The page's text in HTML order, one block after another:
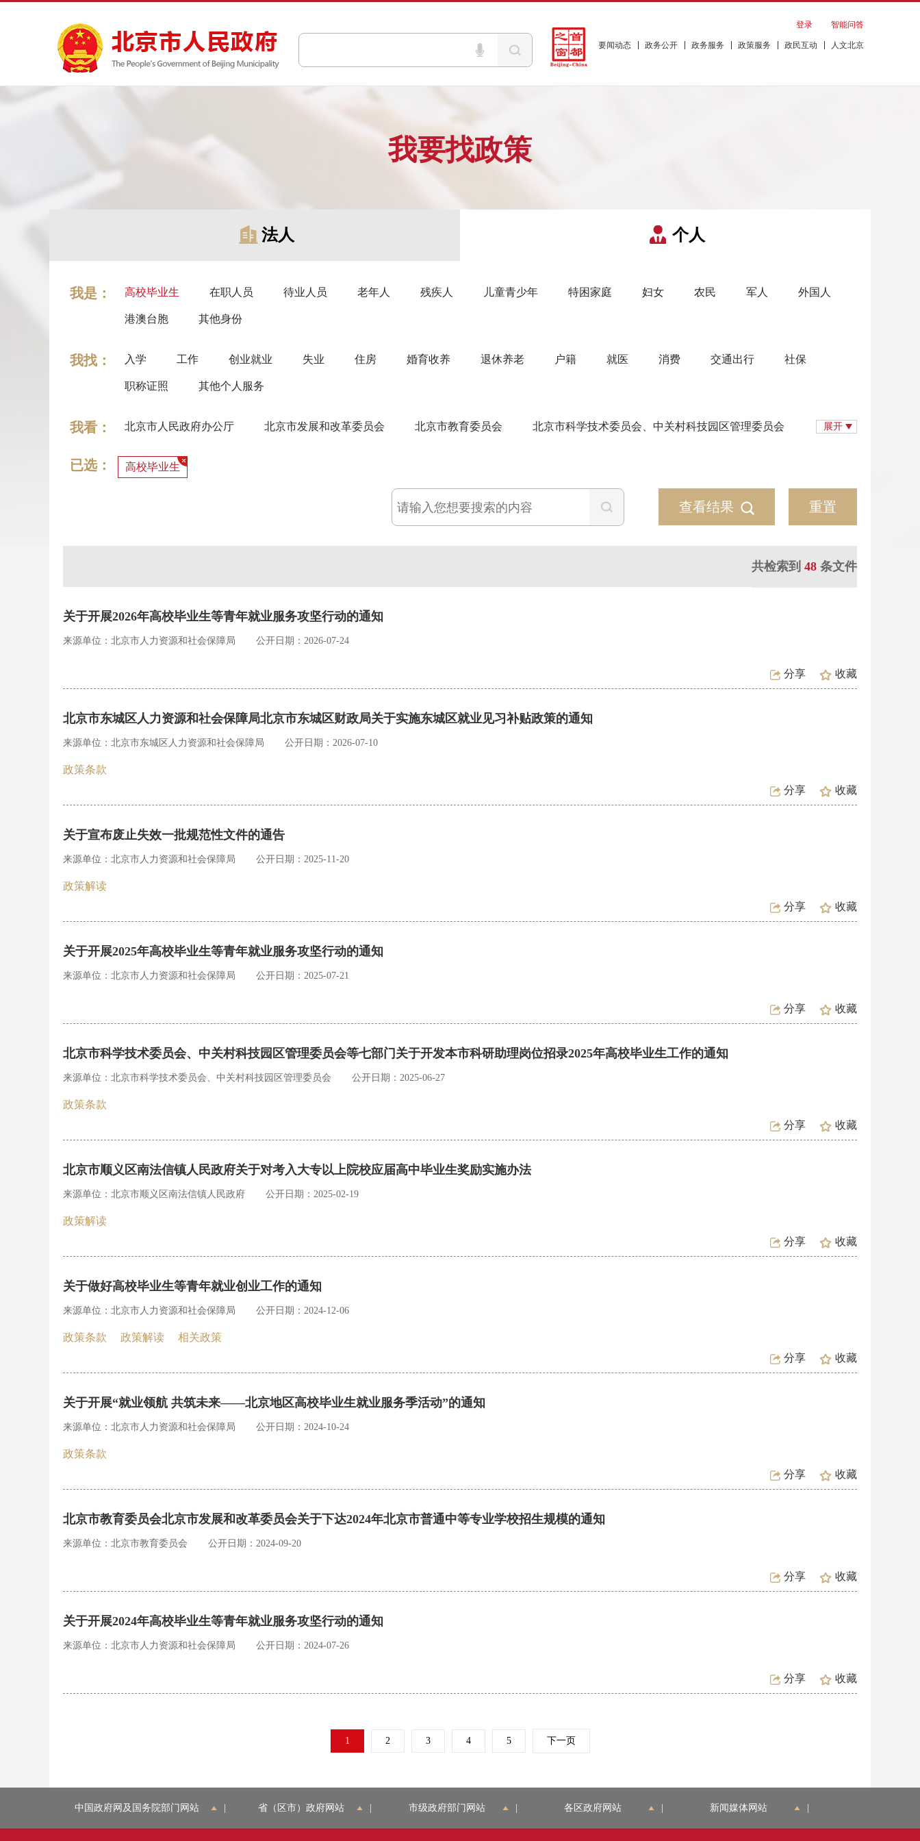
要闻动态 政务公开 政务服务 政策服务 政民互动 人文北京
登录 智能问答
我要找政策
法人 个人
我是： 高校毕业生 在职人员 待业人员 老年人 残疾人 儿童青少年 特困家庭 妇女 农民 军人 外国人
港澳台胞 其他身份
我找： 入学 工作 创业就业 失业 住房 婚育收养 退休养老 户籍 就医 消费 交通出行 社保
职称证照 其他个人服务
我看： 北京市人民政府办公厅 北京市发展和改革委员会 北京市教育委员会 北京市科学技术委员会、中关村科技园区管理委员会 展开
已选： 高校毕业生
查看结果 重置
共检索到 48 条文件
关于开展2026年高校毕业生等青年就业服务攻坚行动的通知
来源单位：北京市人力资源和社会保障局 公开日期：2026-07-24
分享 收藏
北京市东城区人力资源和社会保障局北京市东城区财政局关于实施东城区就业见习补贴政策的通知
来源单位：北京市东城区人力资源和社会保障局 公开日期：2026-07-10
政策条款
分享
收藏
关于宣布废止失效一批规范性文件的通告
来源单位：北京市人力资源和社会保障局 公开日期：2025-11-20
政策解读
分享
收藏
关于开展2025年高校毕业生等青年就业服务攻坚行动的通知
来源单位：北京市人力资源和社会保障局 公开日期：2025-07-21
分享 收藏
北京市科学技术委员会、中关村科技园区管理委员会等七部门关于开发本市科研助理岗位招录2025年高校毕业生工作的通知
来源单位：北京市科学技术委员会、中关村科技园区管理委员会 公开日期：2025-06-27
政策条款
分享
收藏
北京市顺义区南法信镇人民政府关于对考入大专以上院校应届高中毕业生奖励实施办法
来源单位：北京市顺义区南法信镇人民政府 公开日期：2025-02-19
政策解读
分享
收藏
关于做好高校毕业生等青年就业创业工作的通知
来源单位：北京市人力资源和社会保障局 公开日期：2024-12-06
政策条款 政策解读
相关政策
分享
收藏
关于开展“就业领航 共筑未来——北京地区高校毕业生就业服务季活动”的通知
来源单位：北京市人力资源和社会保障局 公开日期：2024-10-24
政策条款
分享
收藏
北京市教育委员会北京市发展和改革委员会关于下达2024年北京市普通中等专业学校招生规模的通知
来源单位：北京市教育委员会 公开日期：2024-09-20
分享 收藏
关于开展2024年高校毕业生等青年就业服务攻坚行动的通知
来源单位：北京市人力资源和社会保障局 公开日期：2024-07-26
分享 收藏
1 2 3 4 5 下一页
中国政府网及国务院部门网站 省（区市）政府网站 市级政府部门网站 各区政府网站 新闻媒体网站